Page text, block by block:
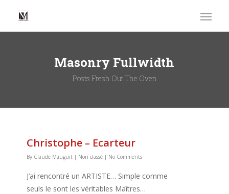
Masonry Fullwidth
Posts Fresh Out The Oven
Christophe – Ecarteur
By Claude Mauguit | Non classé | No Comments
J’ai rencontré un ARTISTE… Simple comme
seuls le sont les véritables Maîtres…